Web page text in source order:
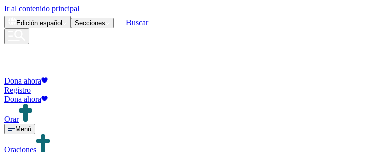
Ir al contenido principal
Edición español Secciones Buscar
Dona ahora
Registro
Dona ahora
Orar
Menú
Oraciones